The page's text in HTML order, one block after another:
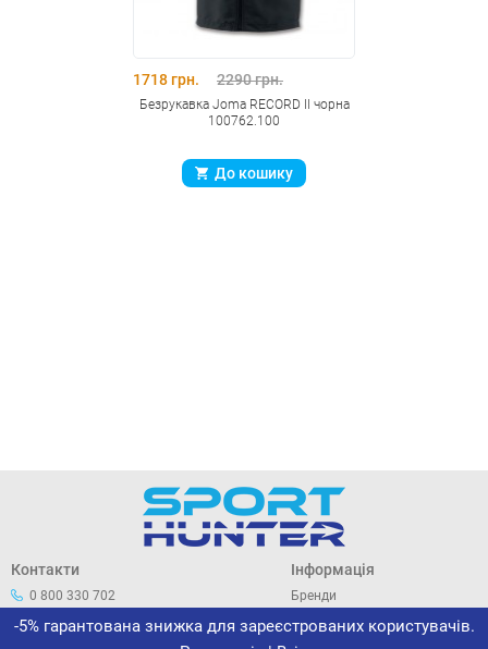
-5% гарантована знижка для зареєстрованих користувачів.
1718 грн. 2290 грн.
Безрукавка Joma RECORD II чорна
100762.100
До кошику
Контакти
0 800 330 702
044 33 44 305
office@sporthunter.com.ua
Інформація
Бренди
Політика конфіденційності